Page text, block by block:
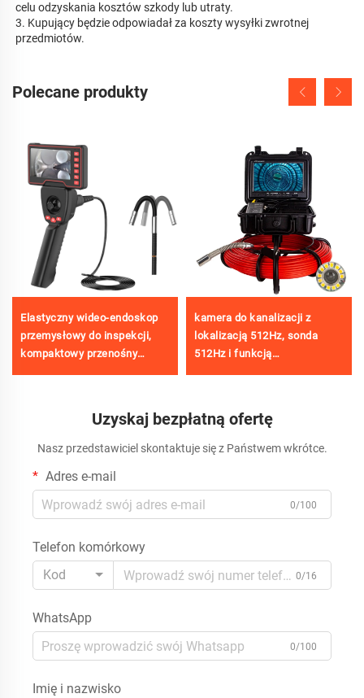
celu odzyskania kosztów szkody lub utraty.
3. Kupujący będzie odpowiadał za koszty wysyłki zwrotnej
przedmiotów.
Polecane produkty
Elastyczny wideo-endoskop
przemysłowy do inspekcji,
kompaktowy przenośny
kamera do kanalizacji z
lokalizacją 512Hz, sonda
512Hz i funkcją
Uzyskaj bezpłatną ofertę
Nasz przedstawiciel skontaktuje się z Państwem wkrótce.
Adres e-mail
0/100
Telefon komórkowy
Kod
0/16
WhatsApp
0/100
Imię i nazwisko